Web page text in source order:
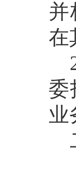
并
在
委
业